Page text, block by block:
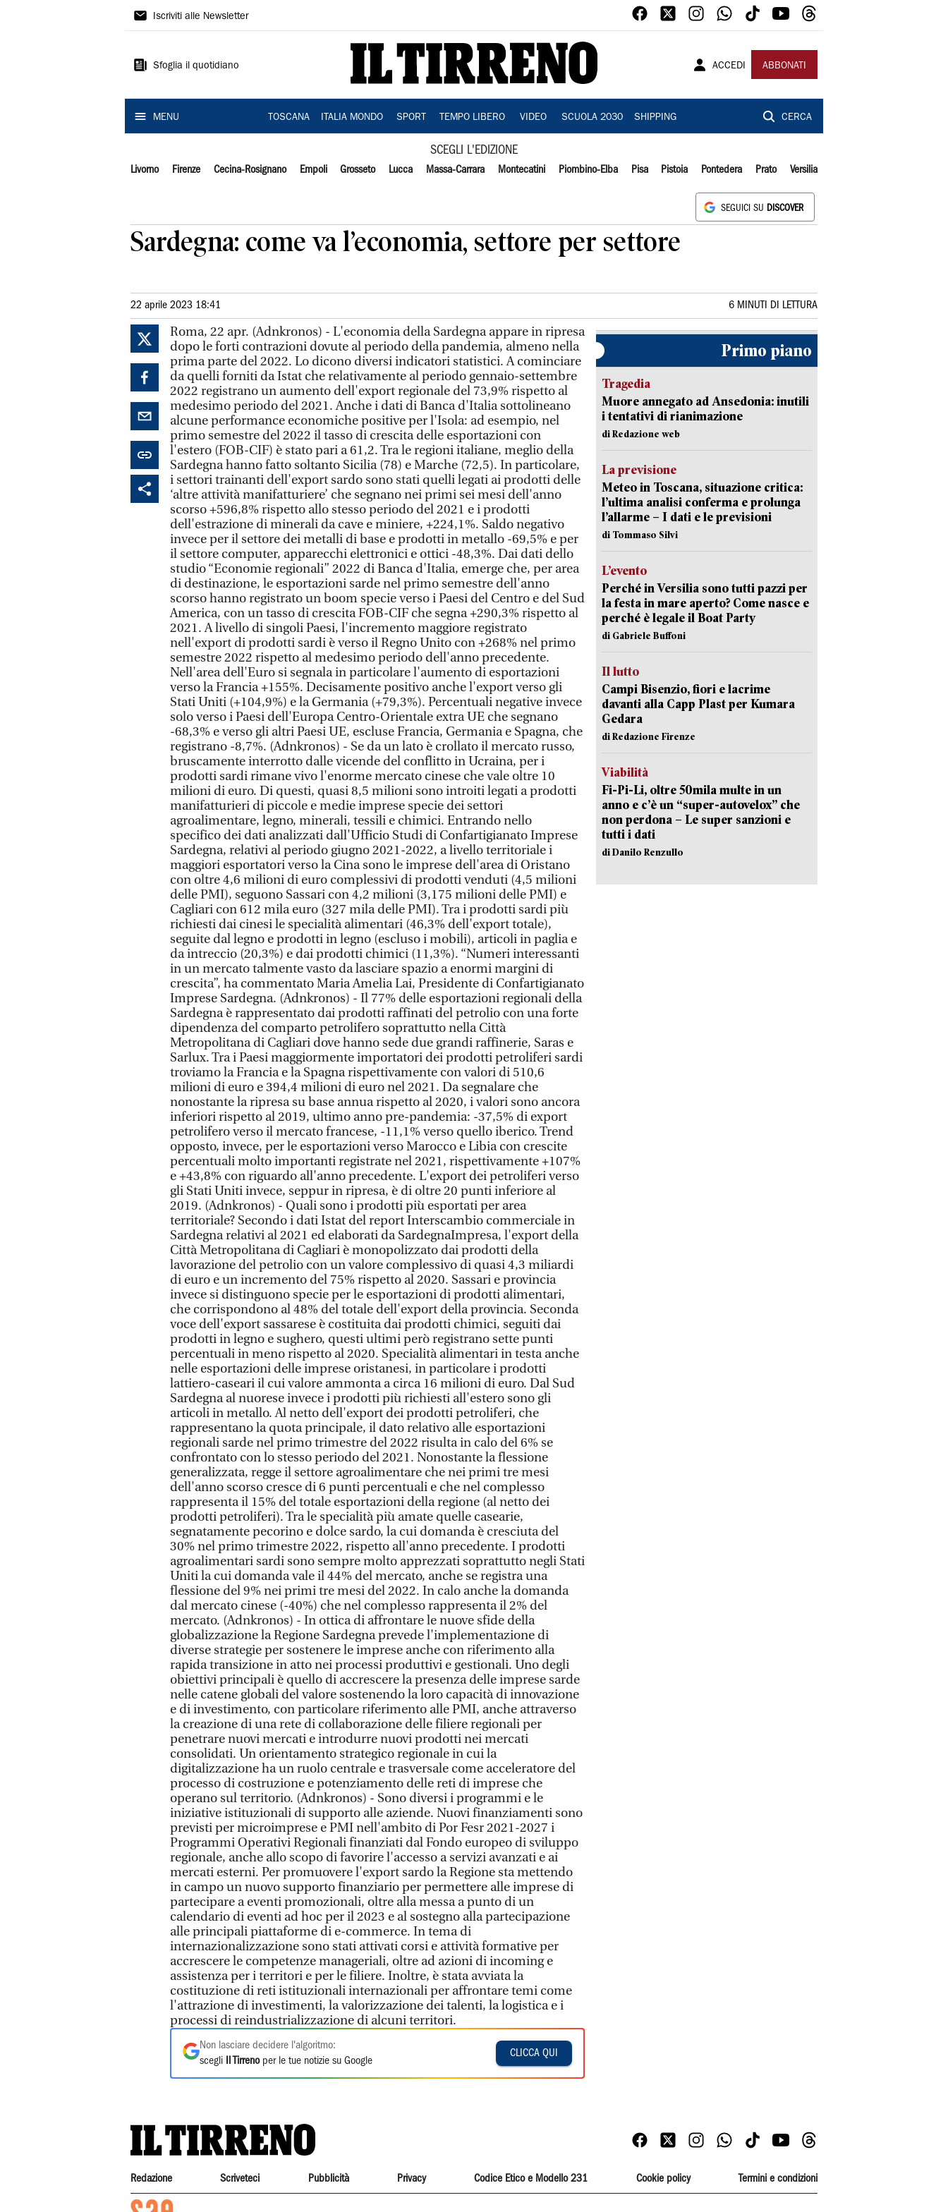
Il
Iscriviti alle Newsletter
Sfoglia il quotidiano ACCEDI ABBONATI
MENU TOSCANA ITALIA MONDO SPORT TEMPO LIBERO VIDEO SCUOLA 2030 SHIPPING CERCA
SCEGLI L'EDIZIONE
Livorno Firenze Cecina-Rosignano Empoli Grosseto Lucca Massa-Carrara Montecatini Piombino-Elba Pisa Pistoia Pontedera Prato Versilia
SEGUICI SU DISCOVER
Sardegna: come va l’economia, settore per settore
22 aprile 2023 18:41 6 MINUTI DI LETTURA
Roma, 22 apr. (Adnkronos) - L'economia della Sardegna appare in ripresa
dopo le forti contrazioni dovute al periodo della pandemia, almeno nella
prima parte del 2022. Lo dicono diversi indicatori statistici. A cominciare
da quelli forniti da Istat che relativamente al periodo gennaio-settembre
2022 registrano un aumento dell'export regionale del 73,9% rispetto al
medesimo periodo del 2021. Anche i dati di Banca d'Italia sottolineano
alcune performance economiche positive per l'Isola: ad esempio, nel
primo semestre del 2022 il tasso di crescita delle esportazioni con
l'estero (FOB-CIF) è stato pari a 61,2. Tra le regioni italiane, meglio della
Sardegna hanno fatto soltanto Sicilia (78) e Marche (72,5). In particolare,
i settori trainanti dell'export sardo sono stati quelli legati ai prodotti delle
‘altre attività manifatturiere’ che segnano nei primi sei mesi dell'anno
scorso +596,8% rispetto allo stesso periodo del 2021 e i prodotti
dell'estrazione di minerali da cave e miniere, +224,1%. Saldo negativo
invece per il settore dei metalli di base e prodotti in metallo -69,5% e per
il settore computer, apparecchi elettronici e ottici -48,3%. Dai dati dello
studio “Economie regionali” 2022 di Banca d'Italia, emerge che, per area
di destinazione, le esportazioni sarde nel primo semestre dell'anno
scorso hanno registrato un boom specie verso i Paesi del Centro e del Sud
America, con un tasso di crescita FOB-CIF che segna +290,3% rispetto al
2021. A livello di singoli Paesi, l'incremento maggiore registrato
nell'export di prodotti sardi è verso il Regno Unito con +268% nel primo
semestre 2022 rispetto al medesimo periodo dell'anno precedente.
Nell'area dell'Euro si segnala in particolare l'aumento di esportazioni
verso la Francia +155%. Decisamente positivo anche l'export verso gli
Stati Uniti (+104,9%) e la Germania (+79,3%). Percentuali negative invece
solo verso i Paesi dell'Europa Centro-Orientale extra UE che segnano
-68,3% e verso gli altri Paesi UE, escluse Francia, Germania e Spagna, che
registrano -8,7%. (Adnkronos) - Se da un lato è crollato il mercato russo,
bruscamente interrotto dalle vicende del conflitto in Ucraina, per i
prodotti sardi rimane vivo l'enorme mercato cinese che vale oltre 10
milioni di euro. Di questi, quasi 8,5 milioni sono introiti legati a prodotti
manifatturieri di piccole e medie imprese specie dei settori
agroalimentare, legno, minerali, tessili e chimici. Entrando nello
specifico dei dati analizzati dall'Ufficio Studi di Confartigianato Imprese
Sardegna, relativi al periodo giugno 2021-2022, a livello territoriale i
maggiori esportatori verso la Cina sono le imprese dell'area di Oristano
con oltre 4,6 milioni di euro complessivi di prodotti venduti (4,5 milioni
delle PMI), seguono Sassari con 4,2 milioni (3,175 milioni delle PMI) e
Cagliari con 612 mila euro (327 mila delle PMI). Tra i prodotti sardi più
richiesti dai cinesi le specialità alimentari (46,3% dell'export totale),
seguite dal legno e prodotti in legno (escluso i mobili), articoli in paglia e
da intreccio (20,3%) e dai prodotti chimici (11,3%). “Numeri interessanti
in un mercato talmente vasto da lasciare spazio a enormi margini di
crescita”, ha commentato Maria Amelia Lai, Presidente di Confartigianato
Imprese Sardegna. (Adnkronos) - Il 77% delle esportazioni regionali della
Sardegna è rappresentato dai prodotti raffinati del petrolio con una forte
dipendenza del comparto petrolifero soprattutto nella Città
Metropolitana di Cagliari dove hanno sede due grandi raffinerie, Saras e
Sarlux. Tra i Paesi maggiormente importatori dei prodotti petroliferi sardi
troviamo la Francia e la Spagna rispettivamente con valori di 510,6
milioni di euro e 394,4 milioni di euro nel 2021. Da segnalare che
nonostante la ripresa su base annua rispetto al 2020, i valori sono ancora
inferiori rispetto al 2019, ultimo anno pre-pandemia: -37,5% di export
petrolifero verso il mercato francese, -11,1% verso quello iberico. Trend
opposto, invece, per le esportazioni verso Marocco e Libia con crescite
percentuali molto importanti registrate nel 2021, rispettivamente +107%
e +43,8% con riguardo all'anno precedente. L'export dei petroliferi verso
gli Stati Uniti invece, seppur in ripresa, è di oltre 20 punti inferiore al
2019. (Adnkronos) - Quali sono i prodotti più esportati per area
territoriale? Secondo i dati Istat del report Interscambio commerciale in
Sardegna relativi al 2021 ed elaborati da SardegnaImpresa, l'export della
Città Metropolitana di Cagliari è monopolizzato dai prodotti della
lavorazione del petrolio con un valore complessivo di quasi 4,3 miliardi
di euro e un incremento del 75% rispetto al 2020. Sassari e provincia
invece si distinguono specie per le esportazioni di prodotti alimentari,
che corrispondono al 48% del totale dell'export della provincia. Seconda
voce dell'export sassarese è costituita dai prodotti chimici, seguiti dai
prodotti in legno e sughero, questi ultimi però registrano sette punti
percentuali in meno rispetto al 2020. Specialità alimentari in testa anche
nelle esportazioni delle imprese oristanesi, in particolare i prodotti
lattiero-caseari il cui valore ammonta a circa 16 milioni di euro. Dal Sud
Sardegna al nuorese invece i prodotti più richiesti all'estero sono gli
articoli in metallo. Al netto dell'export dei prodotti petroliferi, che
rappresentano la quota principale, il dato relativo alle esportazioni
regionali sarde nel primo trimestre del 2022 risulta in calo del 6% se
confrontato con lo stesso periodo del 2021. Nonostante la flessione
generalizzata, regge il settore agroalimentare che nei primi tre mesi
dell'anno scorso cresce di 6 punti percentuali e che nel complesso
rappresenta il 15% del totale esportazioni della regione (al netto dei
prodotti petroliferi). Tra le specialità più amate quelle casearie,
segnatamente pecorino e dolce sardo, la cui domanda è cresciuta del
30% nel primo trimestre 2022, rispetto all'anno precedente. I prodotti
agroalimentari sardi sono sempre molto apprezzati soprattutto negli Stati
Uniti la cui domanda vale il 44% del mercato, anche se registra una
flessione del 9% nei primi tre mesi del 2022. In calo anche la domanda
dal mercato cinese (-40%) che nel complesso rappresenta il 2% del
mercato. (Adnkronos) - In ottica di affrontare le nuove sfide della
globalizzazione la Regione Sardegna prevede l'implementazione di
diverse strategie per sostenere le imprese anche con riferimento alla
rapida transizione in atto nei processi produttivi e gestionali. Uno degli
obiettivi principali è quello di accrescere la presenza delle imprese sarde
nelle catene globali del valore sostenendo la loro capacità di innovazione
e di investimento, con particolare riferimento alle PMI, anche attraverso
la creazione di una rete di collaborazione delle filiere regionali per
penetrare nuovi mercati e introdurre nuovi prodotti nei mercati
consolidati. Un orientamento strategico regionale in cui la
digitalizzazione ha un ruolo centrale e trasversale come acceleratore del
processo di costruzione e potenziamento delle reti di imprese che
operano sul territorio. (Adnkronos) - Sono diversi i programmi e le
iniziative istituzionali di supporto alle aziende. Nuovi finanziamenti sono
previsti per microimprese e PMI nell'ambito di Por Fesr 2021-2027 i
Programmi Operativi Regionali finanziati dal Fondo europeo di sviluppo
regionale, anche allo scopo di favorire l'accesso a servizi avanzati e ai
mercati esterni. Per promuovere l'export sardo la Regione sta mettendo
in campo un nuovo supporto finanziario per permettere alle imprese di
partecipare a eventi promozionali, oltre alla messa a punto di un
calendario di eventi ad hoc per il 2023 e al sostegno alla partecipazione
alle principali piattaforme di e-commerce. In tema di
internazionalizzazione sono stati attivati corsi e attività formative per
accrescere le competenze manageriali, oltre ad azioni di incoming e
assistenza per i territori e per le filiere. Inoltre, è stata avviata la
costituzione di reti istituzionali internazionali per affrontare temi come
l'attrazione di investimenti, la valorizzazione dei talenti, la logistica e i
processi di reindustrializzazione di alcuni territori.
Non lasciare decidere l'algoritmo:
scegli
Il Tirrenoper le tue notizie su Google
CLICCA QUI
Primo piano
Tragedia
Muore annegato ad Ansedonia: inutili
i tentativi di rianimazione
di Redazione web
La previsione
Meteo in Toscana, situazione critica:
l’ultima analisi conferma e prolunga
l’allarme – I dati e le previsioni
di Tommaso Silvi
L’evento
Perché in Versilia sono tutti pazzi per
la festa in mare aperto? Come nasce e
perché è legale il Boat Party
di Gabriele Buffoni
Il lutto
Campi Bisenzio, fiori e lacrime
davanti alla Capp Plast per Kumara
Gedara
di Redazione Firenze
Viabilità
Fi-Pi-Li, oltre 50mila multe in un
anno e c’è un “super-autovelox” che
non perdona – Le super sanzioni e
tutti i dati
di Danilo Renzullo
Redazione Scriveteci Pubblicità Privacy Codice Etico e Modello 231 Cookie policy Termini e condizioni